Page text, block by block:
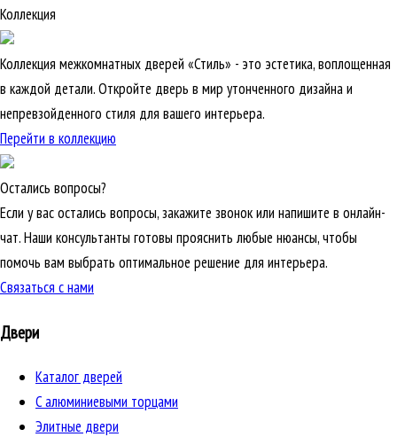
Коллекция
Коллекция межкомнатных дверей «Стиль» - это эстетика, воплощенная
в каждой детали. Откройте дверь в мир утонченного дизайна и
непревзойденного стиля для вашего интерьера.
Перейти в коллекцию
Остались вопросы?
Если у вас остались вопросы, закажите звонок или напишите в онлайн-
чат. Наши консультанты готовы прояснить любые нюансы, чтобы
помочь вам выбрать оптимальное решение для интерьера.
Связаться с нами
Двери
Каталог дверей
C алюминиевыми торцами
Элитные двери